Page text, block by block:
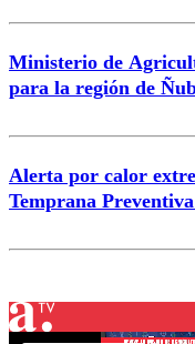
Ministerio de
para la región de
Alerta por calor
Temprana